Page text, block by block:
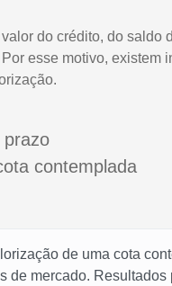
do crédito, do
esse motivo,
prazo
contemplada
de uma cota
de mercado.